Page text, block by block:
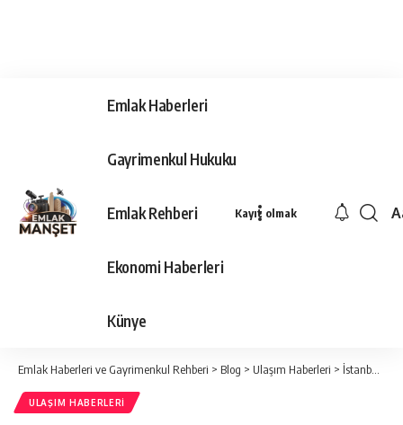
Emlak Haberleri
Gayrimenkul Hukuku
Emlak Rehberi
Ekonomi Haberleri
Künye
Kayıt olmak
Emlak Haberleri ve Gayrimenkul Rehberi > Blog > Ulaşım Haberleri > İstanbul Havalimanı’nda ‘Hızlı Pasaport Geçiş Sistemi’ başladı
ULAŞIM HABERLERI